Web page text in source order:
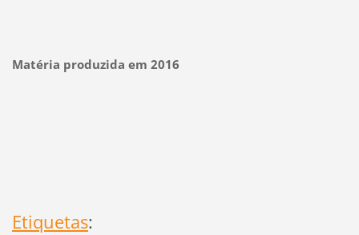
Matéria produzida em 2016
Etiquetas: